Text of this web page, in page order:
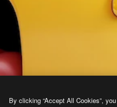
By clicking “Accept All Cookies”,